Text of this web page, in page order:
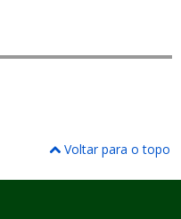
Voltar para o topo